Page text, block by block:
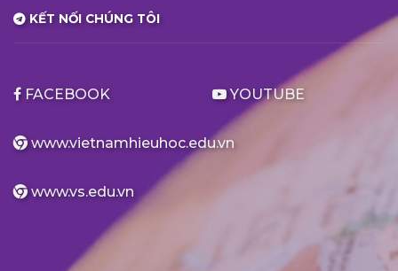
KẾT NỐI CHÚNG TÔI
FACEBOOK YOUTUBE
www.vietnamhieuhoc.edu.vn
www.vs.edu.vn